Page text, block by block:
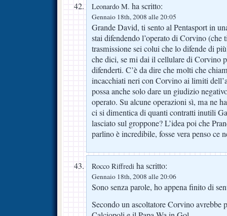
Leonardo M. ha scritto:
Gennaio 18th, 2008 alle 20:05
Grande David, ti sento al Pentasport in
stai difendendo l’operato di Corvino (che
trasmissione sei colui che lo difende di
che dici, se mi dai il cellulare di Corvino
difenderti. C’è da dire che molti che
incacchiati neri con Corvino ai limiti
possa anche solo dare un giudizio
operato. Su alcune operazioni sì, ma ne
ci si dimentica di quanti contratti inutili
lasciato sul groppone? L’idea poi che
parlino è incredibile, fosse vera penso ce
Rocco Riffredi ha scritto:
Gennaio 18th, 2008 alle 20:06
Sono senza parole, ho appena finito di
Secondo un ascoltatore Corvino avrebbe